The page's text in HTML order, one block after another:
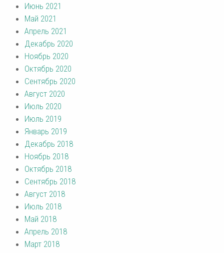
Июнь 2021
Май 2021
Апрель 2021
Декабрь 2020
Ноябрь 2020
Октябрь 2020
Сентябрь 2020
Август 2020
Июль 2020
Июль 2019
Январь 2019
Декабрь 2018
Ноябрь 2018
Октябрь 2018
Сентябрь 2018
Август 2018
Июль 2018
Май 2018
Апрель 2018
Март 2018